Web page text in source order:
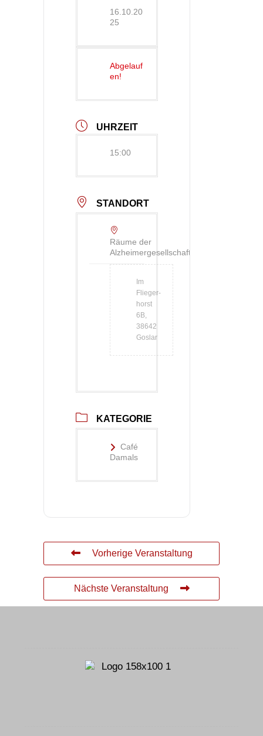
16.10.20
25
Abgelauf
en!
UHRZEIT
15:00
STANDORT
Räume der
Alzheimergesellschaft
Im
Flieger­
horst
6B,
38642
Goslar
KATEGORIE
Café
Damals
Vorherige Veranstaltung
Nächste Veranstaltung